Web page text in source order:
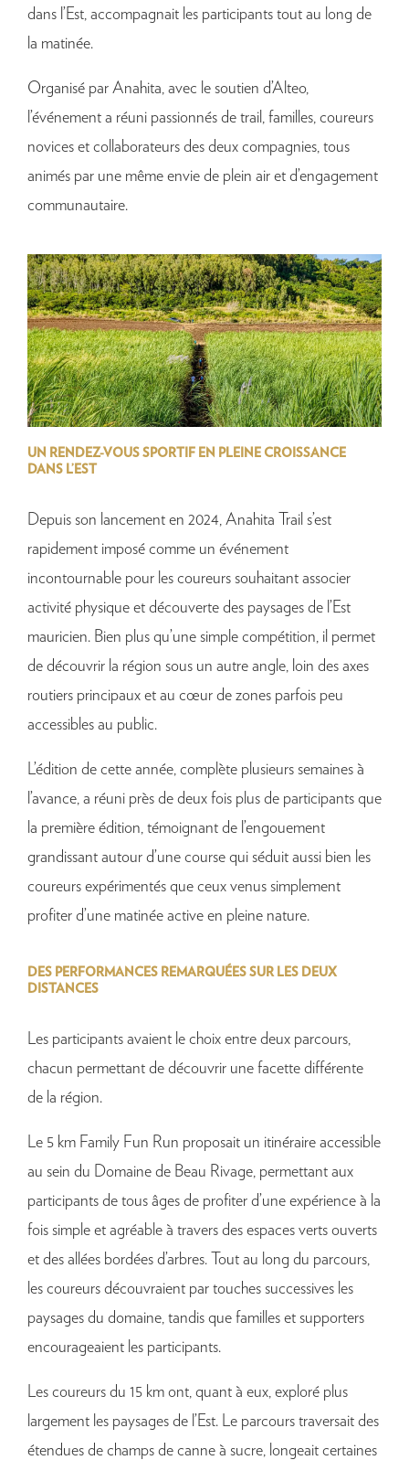
dans l’Est, accompagnait les participants tout au long de
la matinée.
Organisé par Anahita, avec le soutien d’Alteo,
l’événement a réuni passionnés de trail, familles, coureurs
novices et collaborateurs des deux compagnies, tous
animés par une même envie de plein air et d’engagement
communautaire.
UN RENDEZ-VOUS SPORTIF EN PLEINE CROISSANCE
DANS L’EST
Depuis son lancement en 2024, Anahita Trail s’est
rapidement imposé comme un événement
incontournable pour les coureurs souhaitant associer
activité physique et découverte des paysages de l’Est
mauricien. Bien plus qu’une simple compétition, il permet
de découvrir la région sous un autre angle, loin des axes
routiers principaux et au cœur de zones parfois peu
accessibles au public.
L’édition de cette année, complète plusieurs semaines à
l’avance, a réuni près de deux fois plus de participants que
la première édition, témoignant de l’engouement
grandissant autour d’une course qui séduit aussi bien les
coureurs expérimentés que ceux venus simplement
profiter d’une matinée active en pleine nature.
DES PERFORMANCES REMARQUÉES SUR LES DEUX
DISTANCES
Les participants avaient le choix entre deux parcours,
chacun permettant de découvrir une facette différente
de la région.
Le 5 km Family Fun Run proposait un itinéraire accessible
au sein du Domaine de Beau Rivage, permettant aux
participants de tous âges de profiter d’une expérience à la
fois simple et agréable à travers des espaces verts ouverts
et des allées bordées d’arbres. Tout au long du parcours,
les coureurs découvraient par touches successives les
paysages du domaine, tandis que familles et supporters
encourageaient les participants.
Les coureurs du 15 km ont, quant à eux, exploré plus
largement les paysages de l’Est. Le parcours traversait des
étendues de champs de canne à sucre, longeait certaines